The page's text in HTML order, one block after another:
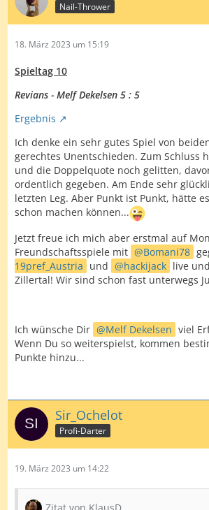
Nail-Thrower
18. März 2023 um 15:19
Spieltag 10
Revians - Melf Dekelsen 5 : 5
Ergebnis
Ich denke ein sehr gutes Spiel von
gerechtes Unentschieden. Zum Schluss
und die Doppelquote noch gelitten,
ordentlich gegeben. Am Ende sehr
letzten Leg. Aber Punkt ist Punkt, hätte
schon machen können...
Jetzt freue ich mich aber erstmal auf
Freundschaftsspiele mit
Bomani78
19pref_Austria und hackijack live
Zillertal! Wir sind schon fast unterwegs
Ich wünsche Dir Melf Dekelsen viel
Wenn Du so weiterspielst, kommen
Punkte hinzu...
Sir_Ochelot
Profi-Darter
19. März 2023 um 14:22
Zitat von KlausD